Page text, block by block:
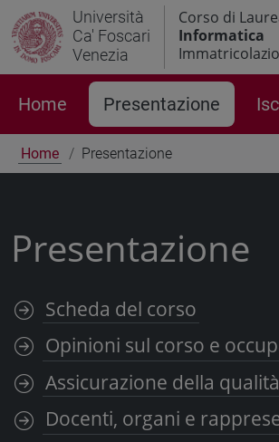
Università
Ca' Foscari
Venezia
Corso di
Informatica
Home Presentazione
Home Presentazione
Presentazione
Scheda del corso
Opinioni sul corso e
Assicurazione della qualità
Docenti, organi e